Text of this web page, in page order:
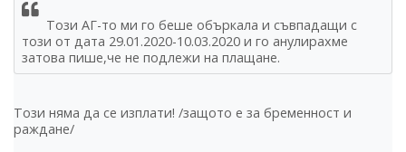
Този АГ-то ми го беше объркала и съвпадащи с
този от дата 29.01.2020-10.03.2020 и го анулирахме
затова пише,че не подлежи на плащане.
Този няма да се изплати! /защото е за бременност и
раждане/